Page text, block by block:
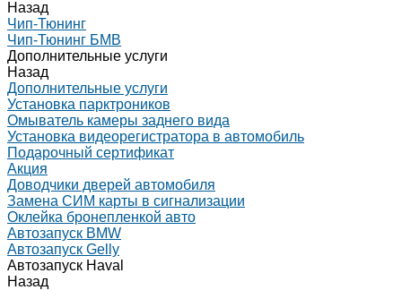
Назад
Чип-Тюнинг
Чип-Тюнинг БМВ
Дополнительные услуги
Назад
Дополнительные услуги
Установка парктроников
Омыватель камеры заднего вида
Установка видеорегистратора в автомобиль
Подарочный сертификат
Акция
Доводчики дверей автомобиля
Замена СИМ карты в сигнализации
Оклейка бронепленкой авто
Автозапуск BMW
Автозапуск Gelly
Автозапуск Haval
Назад